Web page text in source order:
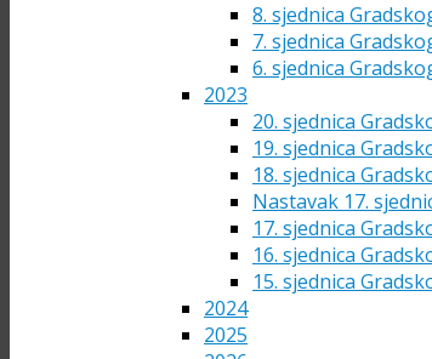
8. sjednica
7. sjednica
6. sjednica
2023
20. sjednica
19. sjednica
18. sjednica
Nastavak 17.
17. sjednica
16. sjednica
15. sjednica
2024
2025